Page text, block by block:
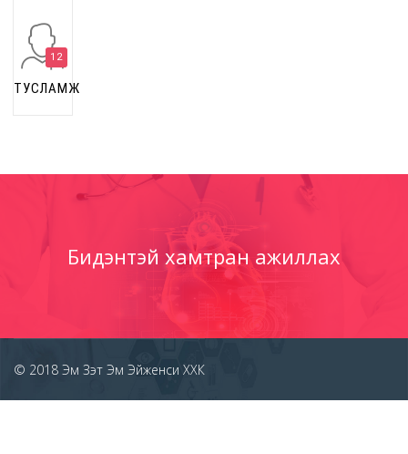
12
ТУСЛАМЖ
Бидэнтэй хамтран ажиллах
© 2018 Эм Зэт Эм Эйженси ХХК